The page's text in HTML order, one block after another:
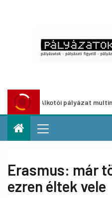
Alkotói pályázat multimédia-
Erasmus: már
ezren éltek vele